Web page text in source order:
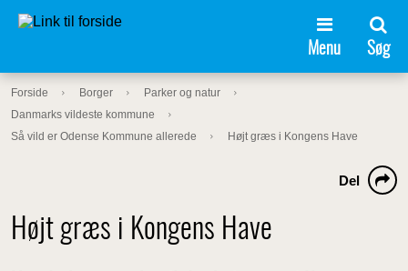
Menu Søg
Forside Borger
Parker og natur
Danmarks vildeste kommune
Så vild er Odense Kommune allerede
Højt græs i Kongens Have
Højt græs i Kongens Have
Del